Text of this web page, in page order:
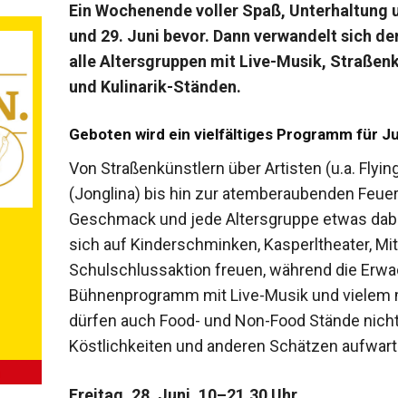
Ein Wochenende voller Spaß, Unterhaltung
und 29. Juni bevor. Dann verwandelt sich
alle Altersgruppen mit Live-Musik,
und Kulinarik-Ständen.
Geboten wird ein vielfältiges Programm für
Von Straßenkünstlern über Artisten (u.a.
(Jonglina) bis hin zur atemberaubenden
Geschmack und jede Altersgruppe etwas
sich auf Kinderschminken, Kasperltheater,
Schulschlussaktion freuen, während die
Bühnenprogramm mit Live-Musik und
dürfen auch Food- und Non-Food Stände
Köstlichkeiten und anderen Schätzen